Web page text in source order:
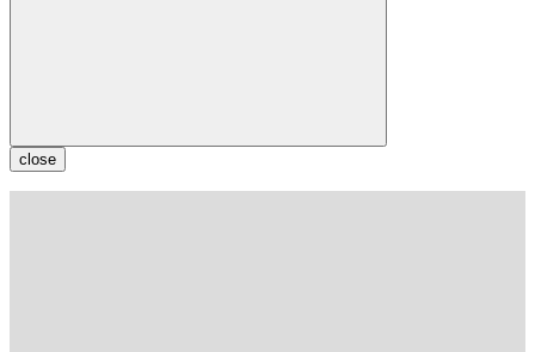
close